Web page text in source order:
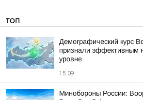
ТОП
Демографический курс
признали эффективным
уровне
15:09
Минобороны России: